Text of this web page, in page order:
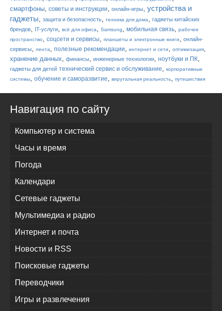
смартфоны, советы и инструкции, онлайн-игры, устройства и
гаджеты, защита и безопасность, техника для дома, гаджеты китайских
брендов, IT-услуги, всё для офиса, Samsung, мобильная связь, рабочее
пространство, соцсети и сервисы, планшеты и электронные книги, онлайн-
сервисы, лента, полезные рекомендации, интернет и сети, оптимизация,
хранение данных, финансы, инженерные технологии, ноутбуки и ПК,
гаджеты для детей технический сервис и обслуживание, корпоративные
системы, обучение и саморазвитие, вирутальная реальность, путешествия
Навигация по сайту
Компьютер и система
Часы и время
Погода
Календари
Сетевые гаджеты
Мультимедиа и радио
Интернет и почта
Новости и RSS
Поисковые гаджеты
Переводчики
Игры и развлечения